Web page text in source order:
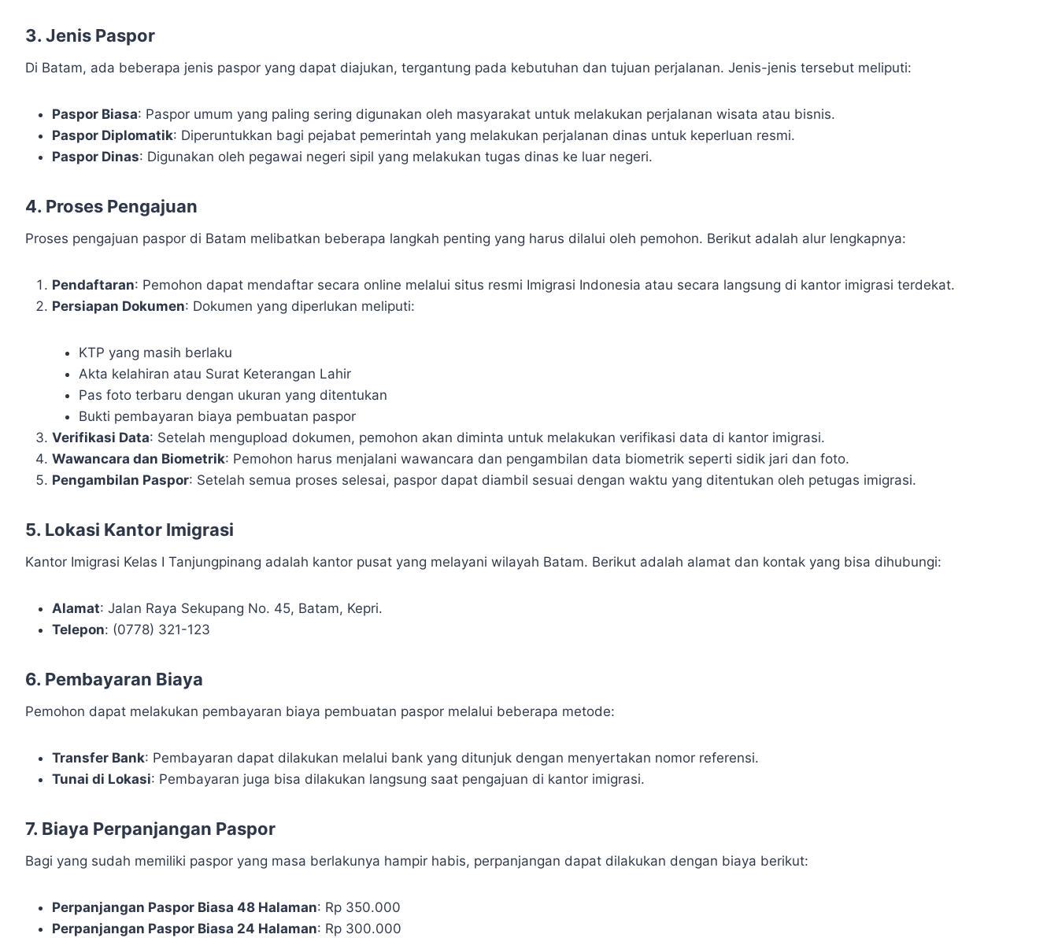
3. Jenis Paspor
Di Batam, ada beberapa jenis paspor yang dapat diajukan, tergantung pada kebutuhan dan tujuan perjalanan. Jenis-jenis tersebut meliputi:
Paspor Biasa: Paspor umum yang paling sering digunakan oleh masyarakat untuk melakukan perjalanan wisata atau bisnis.
Paspor Diplomatik: Diperuntukkan bagi pejabat pemerintah yang melakukan perjalanan dinas untuk keperluan resmi.
Paspor Dinas: Digunakan oleh pegawai negeri sipil yang melakukan tugas dinas ke luar negeri.
4. Proses Pengajuan
Proses pengajuan paspor di Batam melibatkan beberapa langkah penting yang harus dilalui oleh pemohon. Berikut adalah alur lengkapnya:
Pendaftaran: Pemohon dapat mendaftar secara online melalui situs resmi Imigrasi Indonesia atau secara langsung di kantor imigrasi terdekat.
Persiapan Dokumen: Dokumen yang diperlukan meliputi:
KTP yang masih berlaku
Akta kelahiran atau Surat Keterangan Lahir
Pas foto terbaru dengan ukuran yang ditentukan
Bukti pembayaran biaya pembuatan paspor
Verifikasi Data: Setelah mengupload dokumen, pemohon akan diminta untuk melakukan verifikasi data di kantor imigrasi.
Wawancara dan Biometrik: Pemohon harus menjalani wawancara dan pengambilan data biometrik seperti sidik jari dan foto.
Pengambilan Paspor: Setelah semua proses selesai, paspor dapat diambil sesuai dengan waktu yang ditentukan oleh petugas imigrasi.
5. Lokasi Kantor Imigrasi
Kantor Imigrasi Kelas I Tanjungpinang adalah kantor pusat yang melayani wilayah Batam. Berikut adalah alamat dan kontak yang bisa dihubungi:
Alamat: Jalan Raya Sekupang No. 45, Batam, Kepri.
Telepon: (0778) 321-123
6. Pembayaran Biaya
Pemohon dapat melakukan pembayaran biaya pembuatan paspor melalui beberapa metode:
Transfer Bank: Pembayaran dapat dilakukan melalui bank yang ditunjuk dengan menyertakan nomor referensi.
Tunai di Lokasi: Pembayaran juga bisa dilakukan langsung saat pengajuan di kantor imigrasi.
7. Biaya Perpanjangan Paspor
Bagi yang sudah memiliki paspor yang masa berlakunya hampir habis, perpanjangan dapat dilakukan dengan biaya berikut:
Perpanjangan Paspor Biasa 48 Halaman: Rp 350.000
Perpanjangan Paspor Biasa 24 Halaman: Rp 300.000